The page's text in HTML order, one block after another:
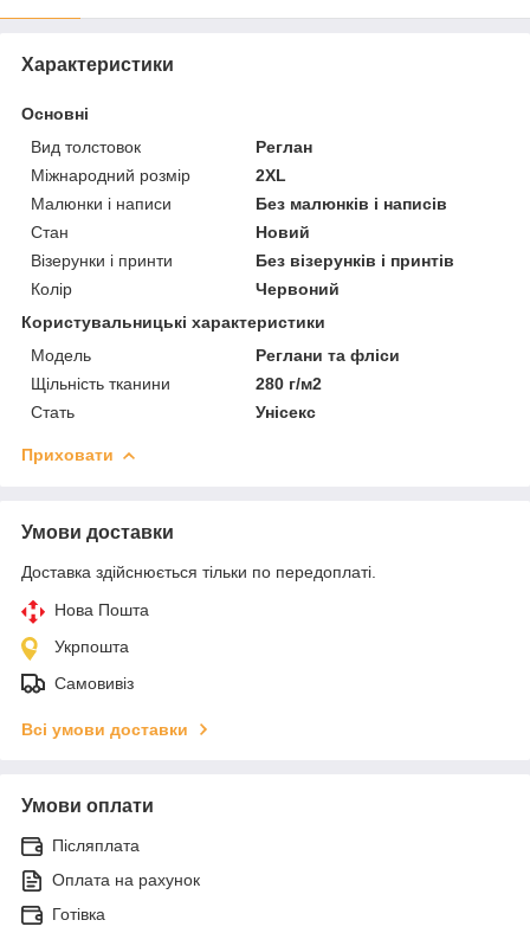
Характеристики
Основні
Вид толстовок
Реглан
Міжнародний розмір
2XL
Малюнки і написи
Без малюнків і написів
Стан
Новий
Візерунки і принти
Без візерунків і принтів
Колір
Червоний
Користувальницькі характеристики
Мoдель
Реглани та фліси
Щільність тканини
280 г/м2
Стать
Унісекс
Приховати
Умови доставки
Доставка здійснюється тільки по передоплаті.
Нова Пошта
Укрпошта
Самовивіз
Всі умови доставки
Умови оплати
Післяплата
Оплата на рахунок
Готівка